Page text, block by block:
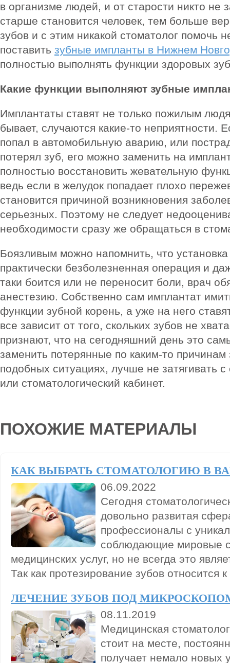
в организме людей, и от старости никто не
старше становится человек, тем больше
зубов и с этим никакой стоматолог помочь
поставить зубные импланты в Нижнем
полностью выполнять функции здоровых
Какие функции выполняют зубные
Имплантаты ставят не только пожилым
бывает, случаются какие-то неприятности.
попал в автомобильную аварию, или
потерял зуб, его можно заменить на
полностью восстановить жевательную
ведь если в желудок попадает плохо
становится причиной возникновения
серьезных. Поэтому не следует
необходимости сразу же обращаться в
Боязливым можно напомнить, что
практически безболезненная операция и
таки боится или не переносит боли, врач
анестезию. Собственно сам имплантат
функции зубной корень, а уже на него
все зависит от того, скольких зубов не
признают, что на сегодняшний день это
заменить потерянные по каким-то причинам
подобных ситуациях, лучше не затягивать
или стоматологический кабинет.
ПОХОЖИЕ МАТЕРИАЛЫ
КАК ВЫБРАТЬ СТОМАТОЛОГИЮ В
06.09.2022
Сегодня
довольно развитая
профессионалы с
соблюдающие мировые
медицинских услуг, но не всегда это
Так как протезирование зубов относится
ЛЕЧЕНИЕ ЗУБОВ ПОД
08.11.2019
Медицинская
стоит на месте,
получает немало новых